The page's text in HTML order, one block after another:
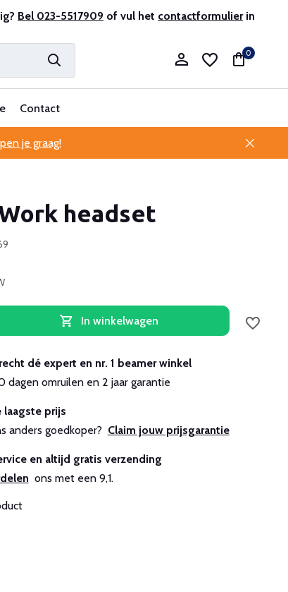
klantenservice
Bel 023-5517909 of vul het contactformulierin
Account aanmaken
0
Contact
je graag!
headset
In winkelwagen
dé expert en nr. 1 beamer winkel
dagen omruilen en 2 jaar garantie
laagste prijs
anders goedkoper? Claim jouw prijsgarantie
en altijd gratis verzending
ons met een 9,1.